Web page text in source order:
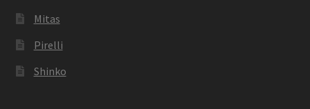
Mitas
Pirelli
Shinko